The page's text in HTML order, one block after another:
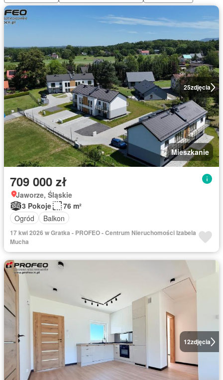
25zdjęcia
Mieszkanie
709 000 zł
Jaworze, Śląskie
3 Pokoje
76 m²
Ogród
Balkon
17 kwi 2026 w Gratka - PROFEO - Centrum Nieruchomości Izabela
Mucha
12zdjęcia